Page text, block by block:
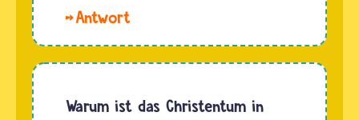
der Bibel
geschrieben,
Warum ist das Christentum in